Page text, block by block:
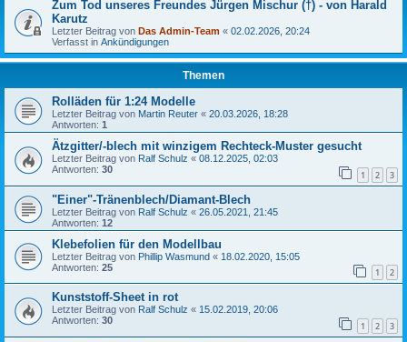
Zum Tod unseres Freundes Jürgen Mischur (†) - von Harald
Karutz
Letzter Beitrag von Das Admin-Team « 02.02.2026, 20:24
Verfasst in Ankündigungen
Themen
Rolläden für 1:24 Modelle
Letzter Beitrag von Martin Reuter « 20.03.2026, 18:28
Antworten: 1
Ätzgitter/-blech mit winzigem Rechteck-Muster gesucht
Letzter Beitrag von Ralf Schulz « 08.12.2025, 02:03
Antworten: 30 1 2 3
"Einer"-Tränenblech/Diamant-Blech
Letzter Beitrag von Ralf Schulz « 26.05.2021, 21:45
Antworten: 12
Klebefolien für den Modellbau
Letzter Beitrag von Phillip Wasmund « 18.02.2020, 15:05
Antworten: 25 1 2
Kunststoff-Sheet in rot
Letzter Beitrag von Ralf Schulz « 15.02.2019, 20:06
Antworten: 30 1 2 3